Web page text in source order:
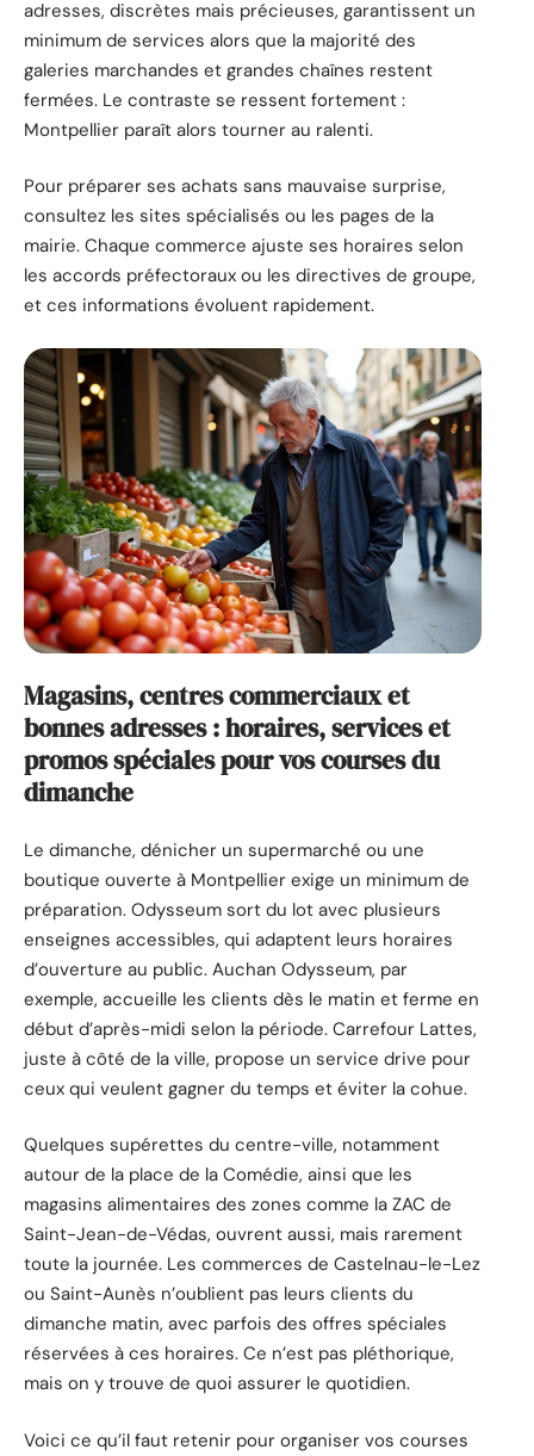
adresses, discrètes mais précieuses, garantissent un
minimum de services alors que la majorité des
galeries marchandes et grandes chaînes restent
fermées. Le contraste se ressent fortement :
Montpellier paraît alors tourner au ralenti.
Pour préparer ses achats sans mauvaise surprise,
consultez les sites spécialisés ou les pages de la
mairie. Chaque commerce ajuste ses horaires selon
les accords préfectoraux ou les directives de groupe,
et ces informations évoluent rapidement.
Magasins, centres commerciaux et
bonnes adresses : horaires, services et
promos spéciales pour vos courses du
dimanche
Le dimanche, dénicher un supermarché ou une
boutique ouverte à Montpellier exige un minimum de
préparation. Odysseum sort du lot avec plusieurs
enseignes accessibles, qui adaptent leurs horaires
d’ouverture au public. Auchan Odysseum, par
exemple, accueille les clients dès le matin et ferme en
début d’après-midi selon la période. Carrefour Lattes,
juste à côté de la ville, propose un service drive pour
ceux qui veulent gagner du temps et éviter la cohue.
Quelques supérettes du centre-ville, notamment
autour de la place de la Comédie, ainsi que les
magasins alimentaires des zones comme la ZAC de
Saint-Jean-de-Védas, ouvrent aussi, mais rarement
toute la journée. Les commerces de Castelnau-le-Lez
ou Saint-Aunès n’oublient pas leurs clients du
dimanche matin, avec parfois des offres spéciales
réservées à ces horaires. Ce n’est pas pléthorique,
mais on y trouve de quoi assurer le quotidien.
Voici ce qu’il faut retenir pour organiser vos courses